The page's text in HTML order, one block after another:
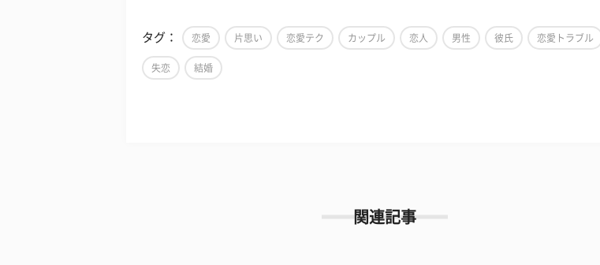
タグ： 恋愛 片思い 恋愛テク カップル 恋人 男性 彼氏 恋愛トラブル
失恋 結婚
関連記事